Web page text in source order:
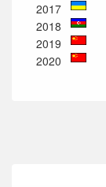
2017
2018
2019
2020